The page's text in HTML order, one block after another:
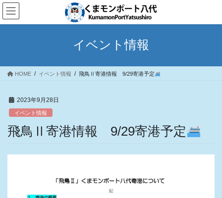
コ
ン
テ
ス
ナ
ビ
ゲ
ン
イベント情報
HOME イベント情報 飛鳥Ⅱ寄港情報 9/29寄港予定
2023年9月28日
イベント情報
飛鳥Ⅱ寄港情報 9/29寄港予定